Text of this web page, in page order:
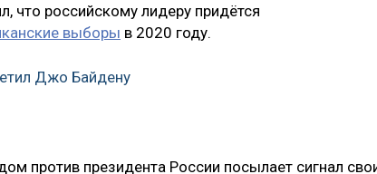
что российскому лидеру придётся
выборы в 2020 году.​
Джо Байдену
против президента России посылает сигнал